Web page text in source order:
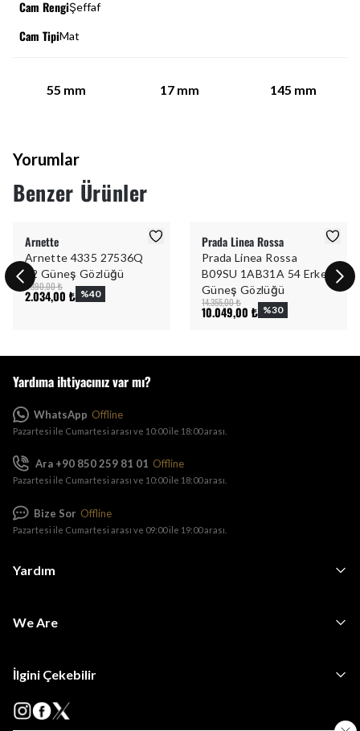
Cam RengiŞeffaf
Cam TipiMat
55 mm 17 mm 145 mm
Yorumlar
Benzer Ürünler
Arnette
Arnette 4335 27536Q
32 Güneş Gözlüğü
3.390,00 ₺
2.034,00 ₺ %40
Prada Linea Rossa
Prada Linea Rossa
B09SU 1AB31A 54 Erkek
Güneş Gözlüğü
14.355,00 ₺
10.049,00 ₺ %30
Yardım
We Are
İlgini Çekebilir
Yardıma ihtiyacınız var mı?
WhatsApp Offline
Pazartesi ile Cumartesi arası ve 10:00 ile 18:00 arası.
Ara +90 850 259 81 01 Offline
Pazartesi ile Cumartesi arası ve 10:00 ile 18:00 arası.
Bize Sor Offline
Pazartesi ile Cumartesi arası ve 09:00 ile 19:00 arası.